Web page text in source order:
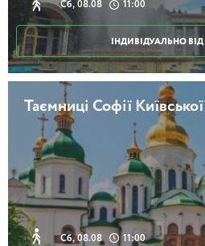
Сб, 08.08 11:00
ІНДИВІДУАЛЬНО ВІД
Таємниці Софії Київської
Сб, 08.08 11:00